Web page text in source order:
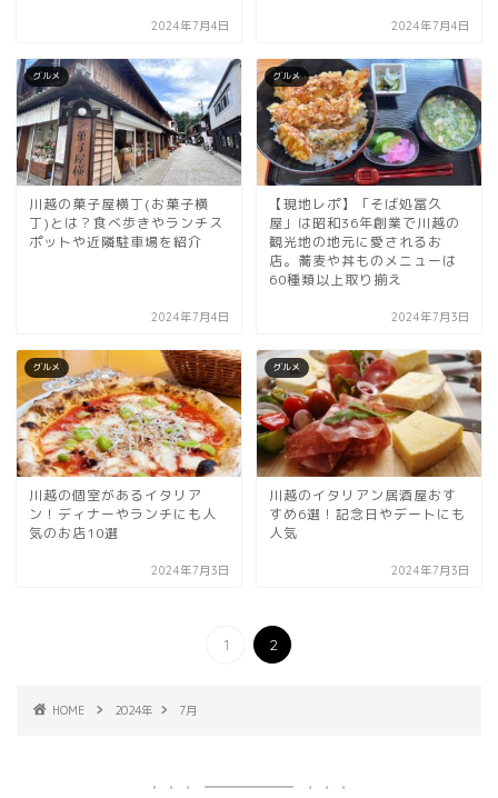
2024年7月4日 2024年7月4日
グルメ
川越の菓子屋横丁(お菓子横
丁)とは？食べ歩きやランチス
ポットや近隣駐車場を紹介
2024年7月4日
グルメ
【現地レポ】「そば処冨久
屋」は昭和36年創業で川越の
観光地の地元に愛されるお
店。蕎麦や丼ものメニューは
60種類以上取り揃え
2024年7月3日
グルメ
川越の個室があるイタリア
ン！ディナーやランチにも人
気のお店10選
2024年7月3日
グルメ
川越のイタリアン居酒屋おす
すめ6選！記念日やデートにも
人気
2024年7月3日
1 2
HOME 2024年 7月